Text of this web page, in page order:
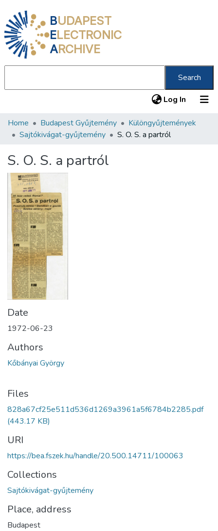
BUDAPEST
ELECTRONIC
ARCHIVE
Search
Log In (current)
Communities & Collections
Statistics
About us
Home Budapest Gyűjtemény
Különgyűjtemények
Sajtókivágat-gyűjtemény
S. O. S. a partról
S. O. S. a partról
Date
1972-06-23
Authors
Kőbányai György
Files
828a67cf25e511d536d1269a3961a5f6784b2285.pdf
(443.17 KB)
URI
https://bea.fszek.hu/handle/20.500.14711/100063
Collections
Sajtókivágat-gyűjtemény
Place, address
Budapest